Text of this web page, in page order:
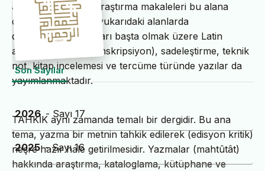
alanındaki bilimsel araştırma makaleleri bu alana
dâhildir. TAHKİK’te yukarıdaki alanlarda
değerlendirme yazıları başta olmak üzere Latin
alfabesine nakil (transkripsiyon), sadeleştirme, teknik
not, kitap incelemesi ve tercüme türünde yazılar da
yayımlanmaktadır.
TAHKİK aynı zamanda temalı bir dergidir. Bu ana
tema, yazma bir metnin tahkik edilerek (edisyon kritik)
neşre hazır hale getirilmesidir. Yazmalar (mahtûtât)
hakkında araştırma, kataloglama, kütüphane ve
Son Sayılar
2026 - Sayı 17
2025 - Sayı 16